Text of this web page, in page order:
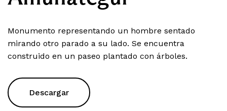
Monumento representando un hombre sentado
mirando otro parado a su lado. Se encuentra
construido en un paseo plantado con árboles.
Descargar